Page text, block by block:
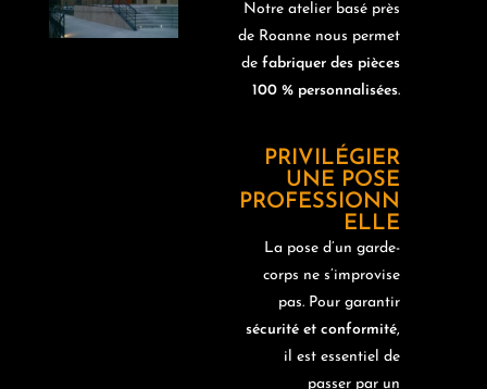
Notre atelier basé près
de Roanne nous permet
de fabriquer des pièces
100 % personnalisées.
PRIVILÉGIER
UNE POSE
PROFESSIONN
ELLE
La pose d’un garde-
corps ne s’improvise
pas. Pour garantir
sécurité et conformité,
il est essentiel de
passer par un